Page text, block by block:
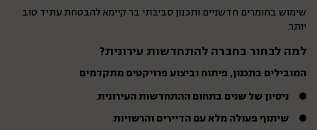
שימוש בחומרים חדשניים ותכנון סביבתי בר קיימא להבטחת עתיד טוב
יותר.
למה לבחור בחברה להתחדשות עירונית?
המובילים בתכנון, פיתוח וביצוע פרויקטים מתקדמים
ניסיון של שנים בתחום ההתחדשות העירונית.
שיתוף פעולה מלא עם הדיירים והרשויות.